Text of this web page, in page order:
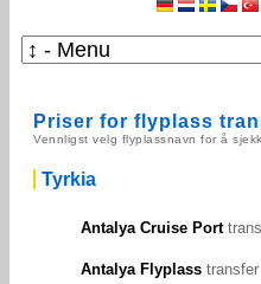
Priser for flyplass
Vennligst velg flyplassnavn for å
Tyrkia
Antalya Cruise Port
Antalya Flyplass transfer